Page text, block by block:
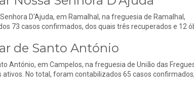
D'Ajuda, em Ramalhal, na freguesia de Ramalhal,
73 casos confirmados, dos quais três recuperados e 12
de Santo António
António, em Campelos, na freguesia de União das
No total, foram contabilizados 65 casos